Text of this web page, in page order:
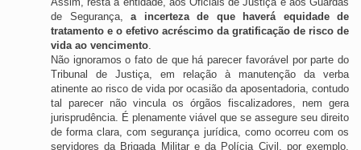
de Segurança, a incerteza de que haverá equidade de
tratamento e o efetivo acréscimo da gratificação de risco de
vida ao vencimento
Não ignoramos o fato de que há parecer favorável por parte do
Tribunal de Justiça, em relação à manutenção da verba
atinente ao risco de vida por ocasião da aposentadoria, contudo
tal parecer não vincula os órgãos fiscalizadores, nem gera
jurisprudência. É plenamente viável que se assegure seu direito
de forma clara, com segurança jurídica, como ocorreu com os